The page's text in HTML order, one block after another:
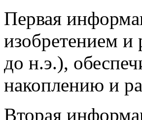
Первая
изобретением и
до н.э.),
накоплению и
Вторая